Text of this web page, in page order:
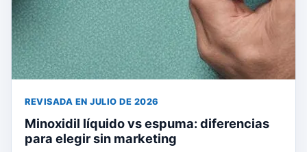
REVISADA EN JULIO DE 2026
Minoxidil líquido vs espuma: diferencias
para elegir sin marketing